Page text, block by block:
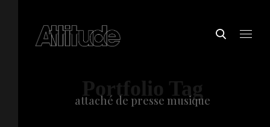
Portfolio Tag
attaché de presse musique